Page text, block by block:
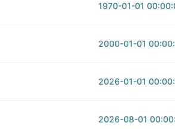
1970-01-01
2000-01-01
2026-01-01
2026-08-01